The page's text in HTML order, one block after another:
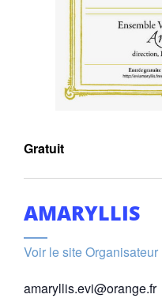
Gratuit
AMARYLLIS
Voir le site Organisateur
amaryllis.evi@orange.fr